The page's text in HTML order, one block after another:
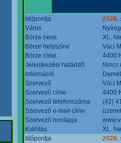
Időpontja
2026.
Város
Börze neve
XL.
Börze helyszíne
Váci
Börze címe
4400
Jelentkezési határidő
Nincs
Információ
Szervező
Váci
Szervező címe
4400
Szervező telefonszáma
(42)
Szervező e-mail címe
Szervező honlapja
Kiállítás
XL.
Időpontja
2026.